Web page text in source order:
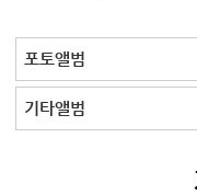
최근등록자료
자유게시판
교회소식
성도컬럼
새가족사진
새가족가이드
포토앨범
찬양쉼터
신앙도서
성경읽기퀴즈
기도부탁
포토앨범 전체
목회자
주일학교
중고등부
청장년부
형제모임
자매모임
가족
행사
교회모습
기타앨범